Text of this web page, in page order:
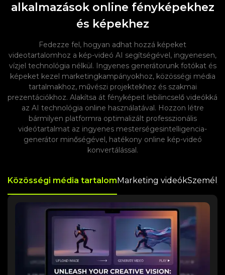
alkalmazások online fényképekhez
és képekhez
Fedezze fel, hogyan adhat hozzá képeket
videotartalomhoz a kép-videó AI segítségével, ingyenesen,
vízjel technológia nélkül. Ingyenes generátorunk fotókat és
képeket kezel marketingkampányokhoz, közösségi média
tartalmakhoz, művészi projektekhez és szakmai
prezentációkhoz. Alakítsa át fényképeit lebilincselő videókká
az AI technológia online használatával. Hozzon létre
bármilyen platformra optimalizált professzionális
videótartalmat az ingyenes mesterségesintelligencia-
generátor minőségével, hatékony online kép-videó
konvertálással.
Közösségi média tartalom Marketing videók